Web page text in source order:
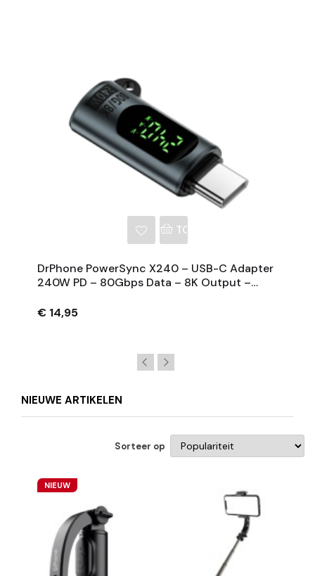
TOEVOEGEN AAN
DrPhone PowerSync X240 – USB-C Adapter
240W PD – 80Gbps Data – 8K Output –
€ 14,95
NIEUWE ARTIKELEN
Sorteer op
NIEUW